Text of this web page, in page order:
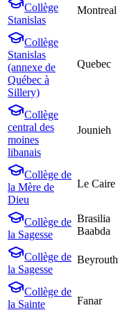
Collège
Stanislas
Montreal
Collège
Stanislas
(annexe de
Québec à
Sillery)
Quebec
Collège
central des
moines
libanais
Jounieh
Collège de
la Mère de
Dieu
Le Caire
Collège de
la Sagesse
Brasilia
Baabda
Collège de
la Sagesse
Beyrouth
Collège de
la Sainte
Fanar